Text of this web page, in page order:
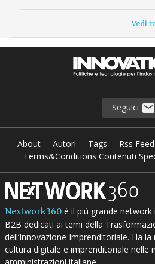
Vedi
Seguici
About Autori Tags Rss Feed
Terms&Conditions Contenuti
Nextwork360è il più grande network
B2B dedicati ai temi della
dell’Innovazione Imprenditoriale. Ha
cultura digitale e imprenditoriale nelle